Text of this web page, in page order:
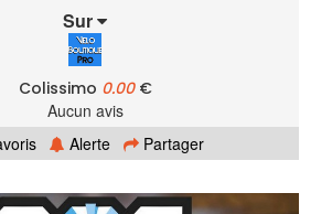
Sur
Colissimo 0.00€
Aucun avis
Alerte Partager